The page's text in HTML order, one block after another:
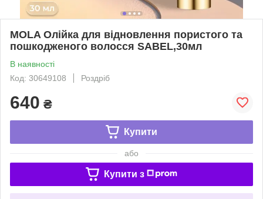
MOLA Олійка для відновлення пористого та
пошкодженого волосся SABEL,30мл
В наявності
Код: 30649108
Роздріб
640 ₴
Купити
або
Купити з